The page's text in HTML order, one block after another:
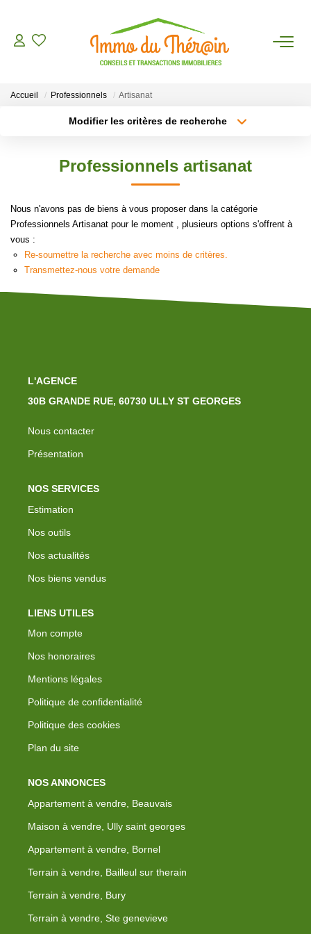
ESTIMER
Accueil Professionnels Artisanat
Modifier les critères de recherche
Type de bien
Budget max Plus de critères
Professionnels artisanat
Nous n'avons pas de biens à vous proposer dans la catégorie
Professionnels Artisanat pour le moment , plusieurs options s'offrent à
vous :
Re-soumettre la recherche avec moins de critères.
Transmettez-nous votre demande
L'AGENCE
30B GRANDE RUE, 60730 ULLY ST GEORGES
Nous contacter
Présentation
NOS SERVICES
Estimation
Nos outils
Nos actualités
Nos biens vendus
LIENS UTILES
Mon compte
Nos honoraires
Mentions légales
Politique de confidentialité
Politique des cookies
Plan du site
NOS ANNONCES
Appartement à vendre, Beauvais
Maison à vendre, Ully saint georges
Appartement à vendre, Bornel
Terrain à vendre, Bailleul sur therain
Terrain à vendre, Bury
Terrain à vendre, Ste genevieve